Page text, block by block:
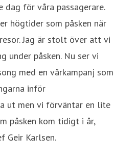
för våra passagerare.
högtider som påsken när
Jag är stolt över att vi
under påsken. Nu ser vi
med en vårkampanj som
inför
ut men vi förväntar en lite
påsken kom tidigt i år,
Geir Karlsen.